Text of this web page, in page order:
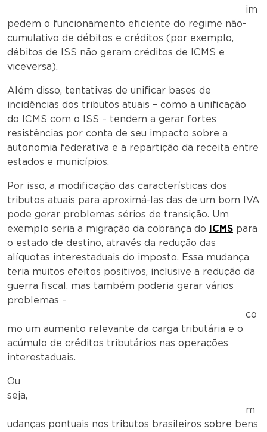
im
pedem o funcionamento eficiente do regime não-
cumulativo de débitos e créditos (por exemplo,
débitos de ISS não geram créditos de ICMS e
viceversa).
Além disso, tentativas de unificar bases de
incidências dos tributos atuais – como a unificação
do ICMS com o ISS – tendem a gerar fortes
resistências por conta de seu impacto sobre a
autonomia federativa e a repartição da receita entre
estados e municípios.
Por isso, a modificação das características dos
tributos atuais para aproximá-las das de um bom IVA
pode gerar problemas sérios de transição. Um
exemplo seria a migração da cobrança do ICMS para
o estado de destino, através da redução das
alíquotas interestaduais do imposto. Essa mudança
teria muitos efeitos positivos, inclusive a redução da
guerra fiscal, mas também poderia gerar vários
problemas –
co
mo um aumento relevante da carga tributária e o
acúmulo de créditos tributários nas operações
interestaduais.
Ou
seja,
m
udanças pontuais nos tributos brasileiros sobre bens